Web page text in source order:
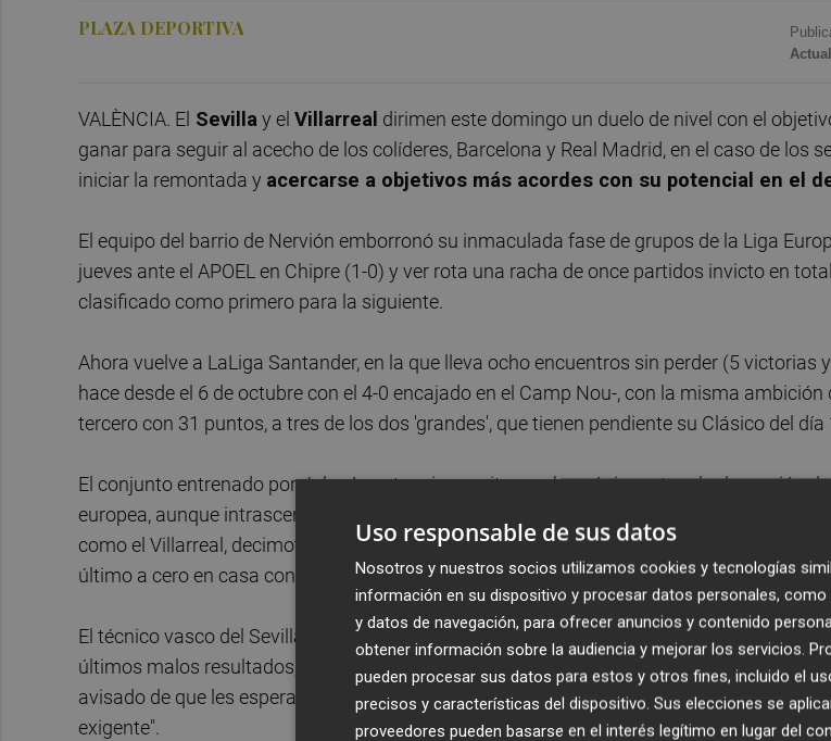
PLAZA DEPORTIVA
VALÈNCIA. El Sevilla y el Villarreal dirimen este domingo un duelo de nivel con el
ganar para seguir al acecho de los colíderes, Barcelona y Real Madrid, en el caso de los
iniciar la remontada y acercarse a objetivos más acordes con su potencial en el
El equipo del barrio de Nervión emborronó su inmaculada fase de grupos de la Liga
jueves ante el APOEL en Chipre (1-0) y ver rota una racha de once partidos invicto en
clasificado como primero para la siguiente.
Ahora vuelve a LaLiga Santander, en la que lleva ocho encuentros sin perder (5 victorias
hace desde el 6 de octubre con el 4-0 encajado en el Camp Nou-, con la misma ambición
tercero con 31 puntos, a tres de los dos 'grandes', que tienen pendiente su Clásico del día
El conjunto entrenado por Julen Lopetegui necesita recobrar ánimos tras la decepción
europea, aunque intrascendente a efectos clasificatorios, y qué mejor que hacerlo ante
como el Villarreal, decimotercero con 19 puntos tras seis partidos sin ganar (4 derrotas y
último a cero en casa contra el Atlético de Madrid).
El técnico vasco del Sevilla desconfía, en todo caso, de la mala clasificación de los
últimos malos resultados, en partidos en los que dijo que manejó bien pese a no hallar
avisado de que les espera "uno de los rivales con más calidad de la Liga", con lo que
exigente".
Uso responsable de sus datos
Nosotros y nuestros socios utilizamos cookies y tecnologías
información en su dispositivo y procesar datos personales,
y datos de navegación, para ofrecer anuncios y contenido
obtener información sobre la audiencia y mejorar los servicios.
pueden procesar sus datos para estos y otros fines, incluido el
precisos y características del dispositivo. Sus elecciones se
proveedores pueden basarse en el interés legítimo en lugar del